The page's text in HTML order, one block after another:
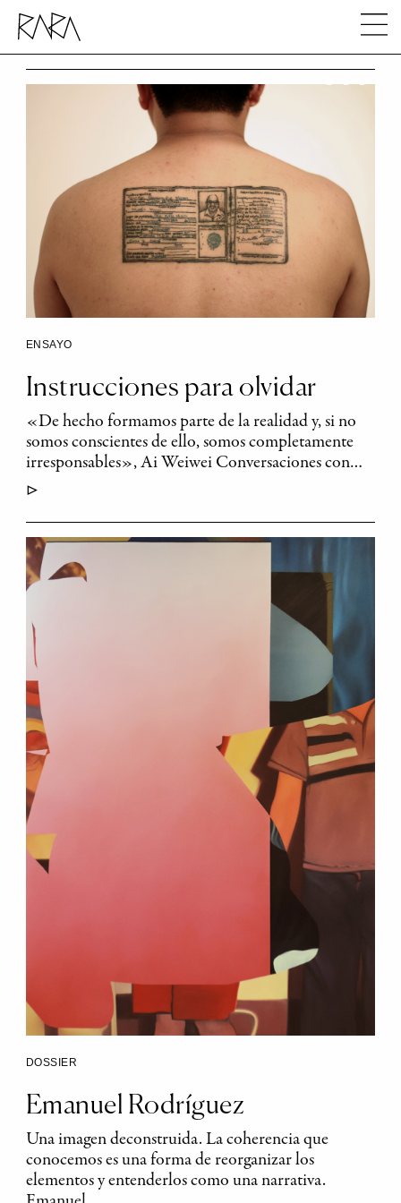
Instrucciones para olvidar
ENSAYO
Instrucciones para olvidar
«De hecho formamos parte de la realidad y, si no
somos conscientes de ello, somos completamente
irresponsables», Ai Weiwei Conversaciones con…
▷
DOSSIER
Emanuel Rodríguez
Una imagen deconstruida. La coherencia que
conocemos es una forma de reorganizar los
elementos y entenderlos como una narrativa.